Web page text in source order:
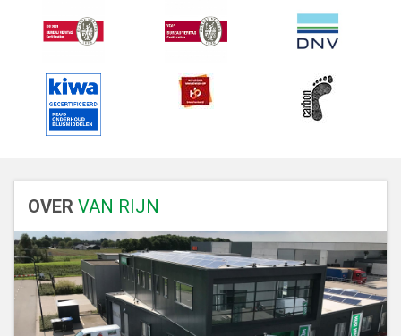
OVER VAN RIJN